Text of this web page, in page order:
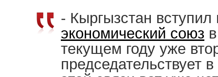
- Кыргызстан
экономический союз
текущем году уже
председательствует